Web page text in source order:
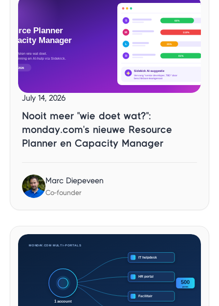
July 14, 2026
Nooit meer "wie doet wat?":
monday.com's nieuwe Resource
Planner en Capacity Manager
Marc Diepeveen
Co-founder